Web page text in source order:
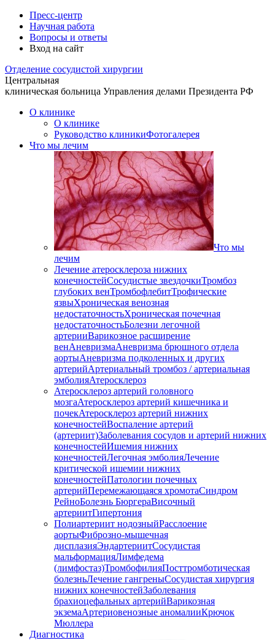
Пресс-центр
Научная работа
Вопросы и ответы
Вход на сайт
Отделение сосудистой хирургии
Центральная
клиническая больница Управления делами Президента РФ
О клинике
О клинике
Руководство клиникиФотогалерея
Что мы лечим
Что мы
лечим
Лечение атеросклероза нижних
конечностейСосудистые звездочкиТромбоз
глубоких венТромбофлебитТрофические
язвыХроническая венозная
недостаточностьХроническая почечная
недостаточностьБолезни легочной
артерииВарикозное расширение
венАневризмаАневризма брюшного отдела
аортыАневризма подколенных и других
артерийАртериальный тромбоз / артериальная
эмболияАтеросклероз
Атеросклероз артерий головного
мозгаАтеросклероз артерий кишечника и
почекАтеросклероз артерий нижних
конечностейВоспаление артерий
(артериит)Заболевания сосудов и артерий нижних
конечностейИшемия нижних
конечностейЛегочная эмболияЛечение
критической ишемии нижних
конечностейПатологии почечных
артерийПеремежающаяся хромотаСиндром
РейноБолезнь БюргераВисочный
артериитГипертония
Полиартериит нодозныйРасслоение
аортыФиброзно-мышечная
дисплазияЭндартериитСосудистая
мальформацияЛимфедема
(лимфостаз)ТромбофилияПосттромботическая
болезньЛечение гангреныСосудистая хирургия
нижних конечностейЗаболевания
брахиоцефальных артерийВарикозная
экземаАртериовенозные аномалииКрючок
Мюллера
Диагностика